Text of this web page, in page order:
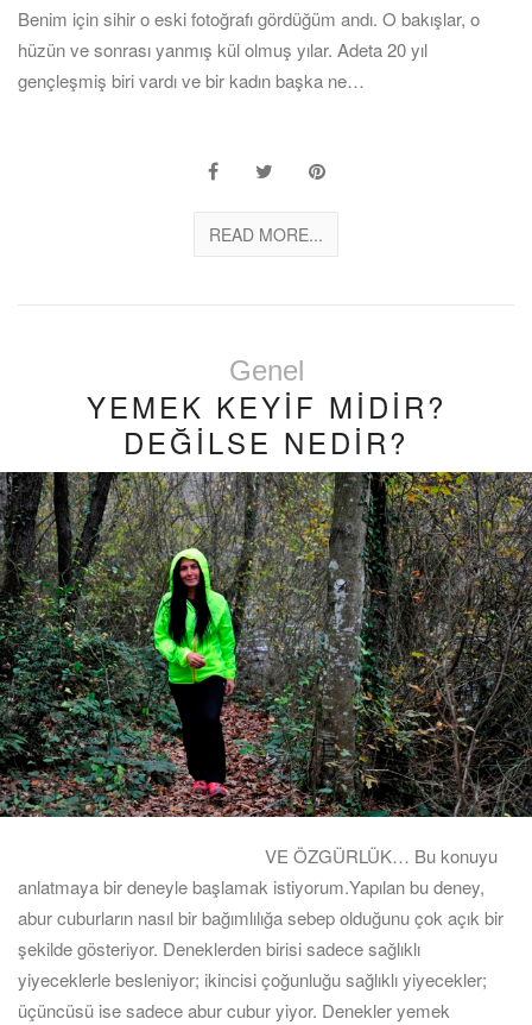
Benim için sihir o eski fotoğrafı gördüğüm andı. O bakışlar, o
hüzün ve sonrası yanmış kül olmuş yılar. Adeta 20 yıl
gençleşmiş biri vardı ve bir kadın başka ne…
READ MORE...
Genel
YEMEK KEYİF MİDİR?
DEĞİLSE NEDİR?
VE ÖZGÜRLÜK… Bu konuyu
anlatmaya bir deneyle başlamak istiyorum.Yapılan bu deney,
abur cuburların nasıl bir bağımlılığa sebep olduğunu çok açık bir
şekilde gösteriyor. De­neklerden birisi sadece sağlıklı
yiyeceklerle besleniyor; ikincisi çoğunluğu sağlıklı yiyecekler;
üçüncüsü ise sadece abur cubur yiyor. Denekler yemek